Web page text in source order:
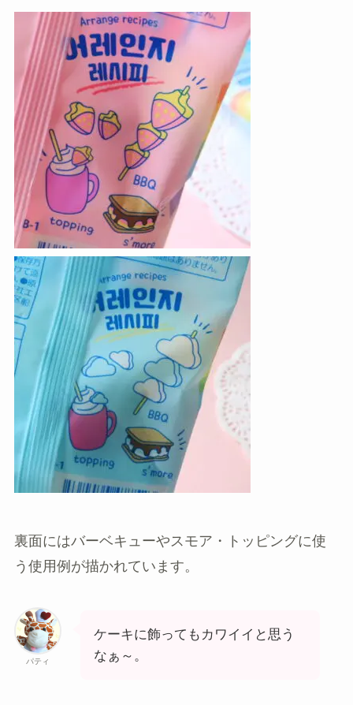
裏面にはバーベキューやスモア・トッピングに使
う使用例 が描かれています。
パティ
ケーキに飾ってもカワイイと思う
なぁ～。